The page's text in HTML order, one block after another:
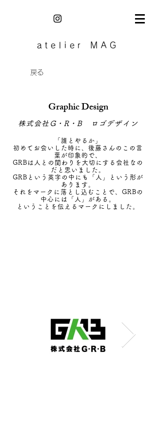
atelier MAG
戻る
Graphic Design
株式会社G・R・B ロゴデザイン
「誰とやるか」
初めてお会いした時に、後藤さんのこの言
葉が印象的で、
GRBは人との関わりを大切にする会社なの
だと思いました。
GRBという英字の中にも「人」という形が
あります。
それをマークに落とし込むことで、GRBの
中心には「人」がある。
ということを伝えるマークにしま
した。